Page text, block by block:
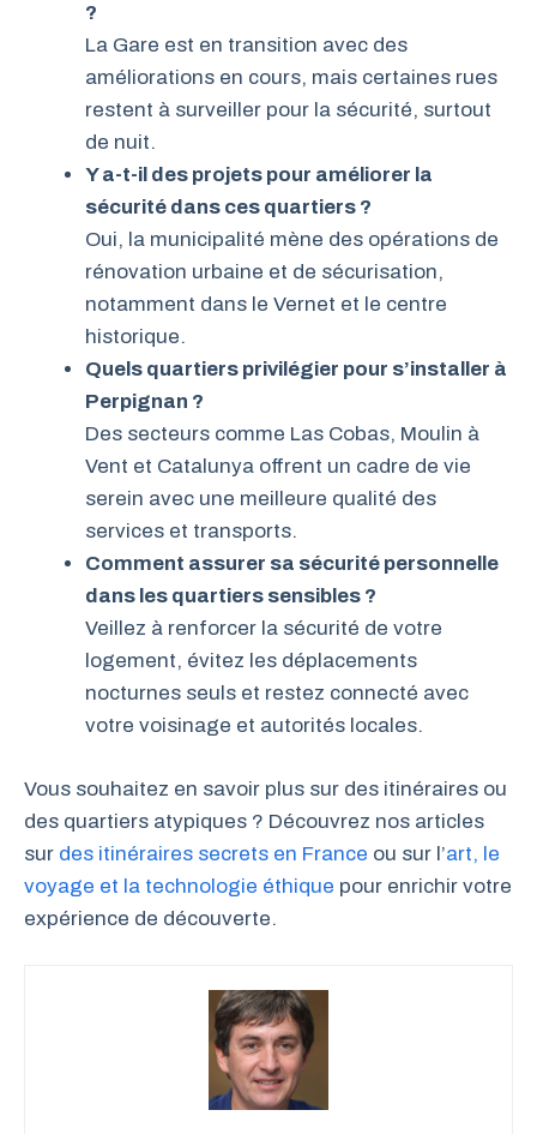
?
La Gare est en transition avec des
améliorations en cours, mais certaines rues
restent à surveiller pour la sécurité, surtout
de nuit.
Y a-t-il des projets pour améliorer la
sécurité dans ces quartiers ?
Oui, la municipalité mène des opérations de
rénovation urbaine et de sécurisation,
notamment dans le Vernet et le centre
historique.
Quels quartiers privilégier pour s’installer à
Perpignan ?
Des secteurs comme Las Cobas, Moulin à
Vent et Catalunya offrent un cadre de vie
serein avec une meilleure qualité des
services et transports.
Comment assurer sa sécurité personnelle
dans les quartiers sensibles ?
Veillez à renforcer la sécurité de votre
logement, évitez les déplacements
nocturnes seuls et restez connecté avec
votre voisinage et autorités locales.
Vous souhaitez en savoir plus sur des itinéraires ou
des quartiers atypiques ? Découvrez nos articles
sur des itinéraires secrets en France ou sur l’art, le
voyage et la technologie éthique pour enrichir votre
expérience de découverte.